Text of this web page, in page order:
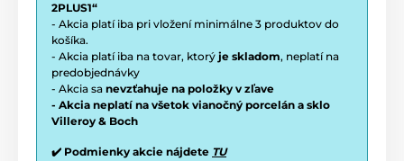
2PLUS1“
- Akcia platí iba pri vložení minimálne 3 produktov do
košíka.
- Akcia platí iba na tovar, ktorý je skladom, neplatí na
predobjednávky
- Akcia sa nevzťahuje na položky v zľave
- Akcia neplatí na všetok vianočný porcelán a sklo
Villeroy & Boch
✔️ Podmienky akcie nájdete TU